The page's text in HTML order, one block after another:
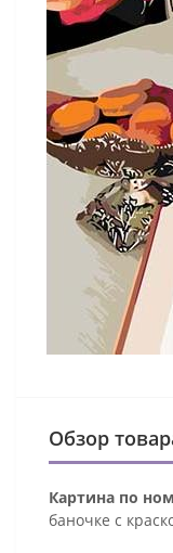
Обзор
Картина по
баночке с